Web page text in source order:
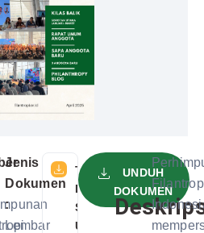
Jenis
Dokumen
:
Lembar
TELAH
DIDOWNLOAD
SEBANYAK 39
USER
UNDUH
DOKUMEN